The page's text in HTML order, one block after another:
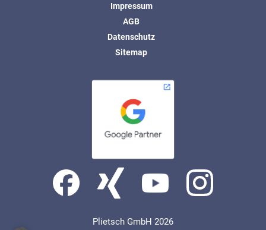
Impressum
AGB
Datenschutz
Sitemap
Plietsch GmbH 2026